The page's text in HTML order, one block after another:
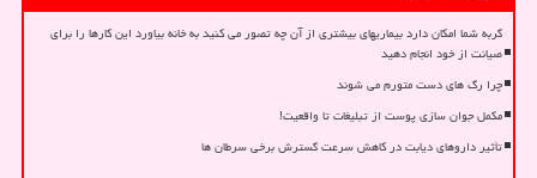
گربه شما امکان دارد بیماریهای بیشتری از آن چه تصور می کنید به خانه بیاورد این کارها را برای
صیانت از خود انجام دهید
چرا رگ های دست متورم می شوند
مکمل جوان سازی پوست از تبلیغات تا واقعیت!
تأثیر داروهای دیابت در کاهش سرعت گسترش برخی سرطان ها